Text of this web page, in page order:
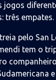
jogos
três empates.
pelo San
tem o